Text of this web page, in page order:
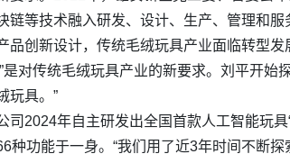
等技术融入研发、设计、生产、管理和服
创新设计，传统毛绒玩具产业面临转型发
对传统毛绒玩具产业的新要求。刘平开始
玩具。”
2024年自主研发出全国首款人工智能玩
功能于一身。“我们用了近3年时间不断